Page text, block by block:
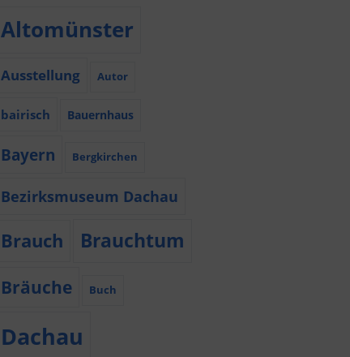
Altomünster
Ausstellung Autor
bairisch Bauernhaus
Bayern Bergkirchen
Bezirksmuseum Dachau
Brauch Brauchtum
Bräuche Buch
Dachau